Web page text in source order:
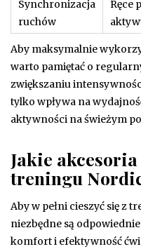
Synchronizacja
ruchów
Ręce
Aby maksymalnie
warto pamiętać o
zwiększaniu
tylko wpływa na
aktywności na świeżym
Jakie
treningu
Aby w pełni cieszyć się z
niezbędne są
komfort i efektywność